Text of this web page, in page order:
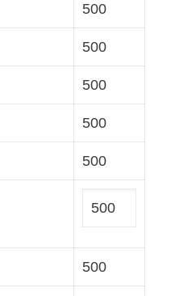
500
500
500
500
500
500
500